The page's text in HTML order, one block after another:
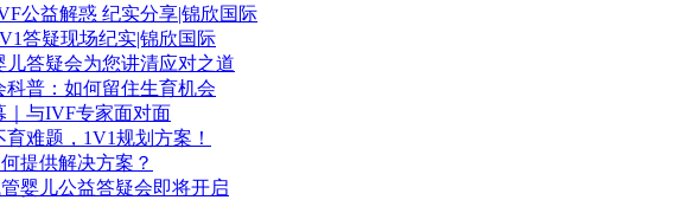
公益解惑 纪实分享|锦欣国际
答疑现场纪实|锦欣国际
答疑会为您讲清应对之道
普：如何留住生育机会
｜与IVF专家面对面
难题，1V1规划方案！
提供解决方案？
婴儿公益答疑会即将开启